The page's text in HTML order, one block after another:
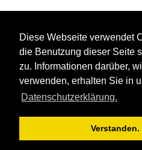
Diese Webseite verwendet
die Benutzung dieser Seite
zu. Informationen darüber,
verwenden, erhalten Sie in
Datenschutzerklärung.
Verstanden.